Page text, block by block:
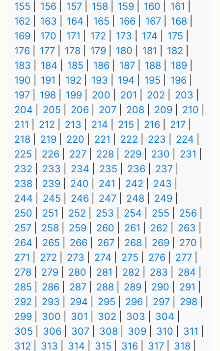
155
156 157 158 159 160
161
162
163 164 165 166 167
168
169
170 171 172 173 174
175
176
177 178 179 180 181
182
183
184 185 186 187 188
189
190
191 192 193 194 195
196
197
198 199 200 201 202
203
204
205 206 207 208 209
210
211
212 213 214 215 216
217
218
219 220 221 222 223
224
225
226 227 228 229 230
231
232
233 234 235 236
237
238
239 240 241 242
243
244
245 246 247 248
249
250
251 252 253 254 255
256
257
258 259 260 261 262
263
264
265 266 267 268 269
270
271
272 273 274 275 276
277
278
279 280 281 282 283
284
285
286 287 288 289 290
291
292
293 294 295 296 297
298
299
300 301 302 303
304
305
306 307 308 309 310
311
312
313 314 315 316 317
318